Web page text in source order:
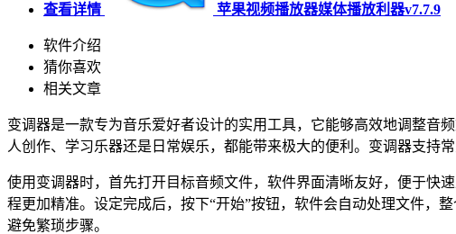
查看详情 苹果视频播放器媒体播放利器v7.7.9
软件介绍
猜你喜欢
相关文章
变调器是一款专为音乐爱好者设计的实用工具，它能够高效地调整音
人创作、学习乐器还是日常娱乐，都能带来极大的便利。变调器支持
使用变调器时，首先打开目标音频文件，软件界面清晰友好，便于快
程更加精准。设定完成后，按下“开始”按钮，软件会自动处理文件，
避免繁琐步骤。